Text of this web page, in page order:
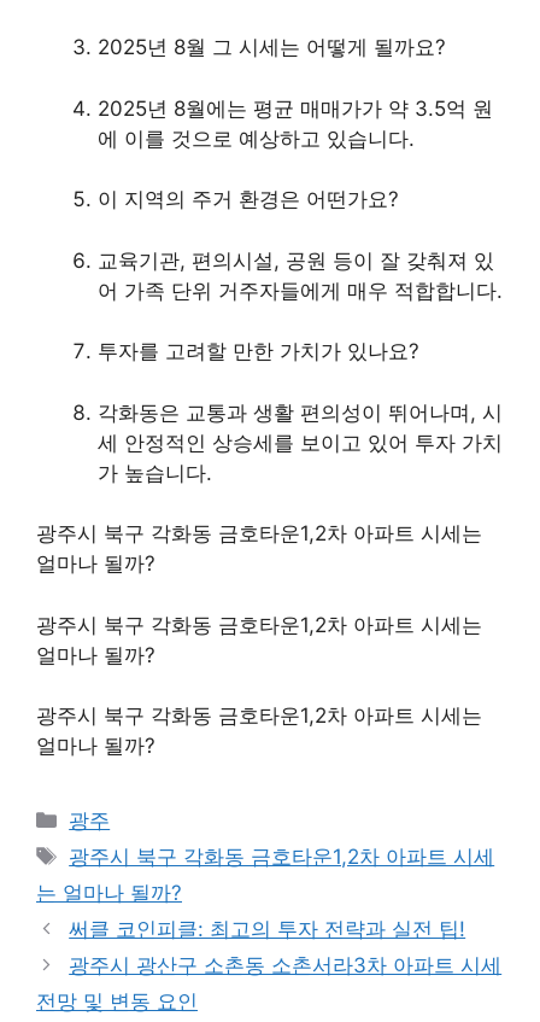
2025년 8월 그 시세는 어떻게 될까요?
2025년 8월에는 평균 매매가가 약 3.5억 원
에 이를 것으로 예상하고 있습니다.
이 지역의 주거 환경은 어떤가요?
교육기관, 편의시설, 공원 등이 잘 갖춰져 있
어 가족 단위 거주자들에게 매우 적합합니다.
투자를 고려할 만한 가치가 있나요?
각화동은 교통과 생활 편의성이 뛰어나며, 시
세 안정적인 상승세를 보이고 있어 투자 가치
가 높습니다.
광주시 북구 각화동 금호타운1,2차 아파트 시세는
얼마나 될까?
광주시 북구 각화동 금호타운1,2차 아파트 시세는
얼마나 될까?
광주시 북구 각화동 금호타운1,2차 아파트 시세는
얼마나 될까?
Categories
광주
Tags
광주시 북구 각화동 금호타운1,2차 아파트 시세
는 얼마나 될까?
써클 코인피클: 최고의 투자 전략과 실전 팁!
광주시 광산구 소촌동 소촌서라3차 아파트 시세
전망 및 변동 요인